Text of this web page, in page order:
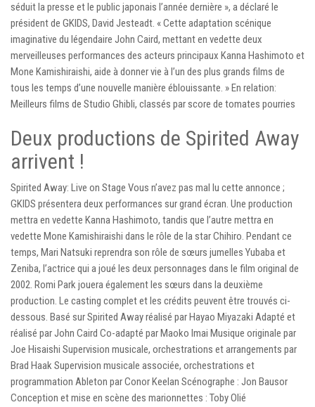
séduit la presse et le public japonais l’année dernière », a déclaré le
président de GKIDS, David Jesteadt. « Cette adaptation scénique
imaginative du légendaire John Caird, mettant en vedette deux
merveilleuses performances des acteurs principaux Kanna Hashimoto et
Mone Kamishiraishi, aide à donner vie à l’un des plus grands films de
tous les temps d’une nouvelle manière éblouissante. » En relation:
Meilleurs films de Studio Ghibli, classés par score de tomates pourries
Deux productions de Spirited Away
arrivent !
Spirited Away: Live on Stage Vous n’avez pas mal lu cette annonce ;
GKIDS présentera deux performances sur grand écran. Une production
mettra en vedette Kanna Hashimoto, tandis que l’autre mettra en
vedette Mone Kamishiraishi dans le rôle de la star Chihiro. Pendant ce
temps, Mari Natsuki reprendra son rôle de sœurs jumelles Yubaba et
Zeniba, l’actrice qui a joué les deux personnages dans le film original de
2002. Romi Park jouera également les sœurs dans la deuxième
production. Le casting complet et les crédits peuvent être trouvés ci-
dessous. Basé sur Spirited Away réalisé par Hayao Miyazaki Adapté et
réalisé par John Caird Co-adapté par Maoko Imai Musique originale par
Joe Hisaishi Supervision musicale, orchestrations et arrangements par
Brad Haak Supervision musicale associée, orchestrations et
programmation Ableton par Conor Keelan Scénographe : Jon Bausor
Conception et mise en scène des marionnettes : Toby Olié